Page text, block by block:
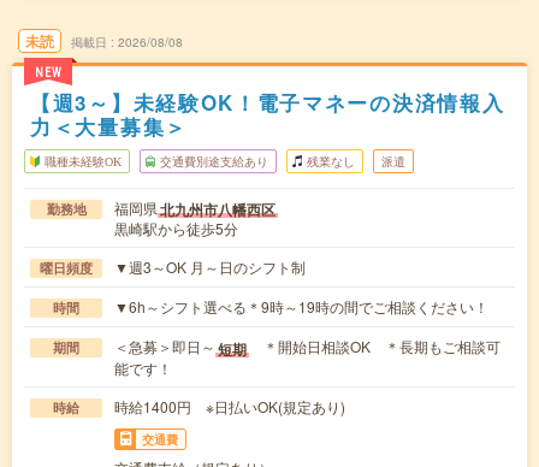
未読
NEW
掲載日 2026/08/08
【週3～】未経験OK！電子マネーの決済情報入
力＜大量募集＞
職種未経験OK 交通費別途支給あり 残業なし 派遣
勤務地 福岡県北九州市八幡西区
黒崎駅から徒歩5分
曜日頻度 ▼週3～OK 月～日のシフト制
時間 ▼6h～シフト選べる＊9時～19時の間でご相談ください！
期間 ＜急募＞即日～ 短期
＊開始日相談OK ＊長期もご相談可
能です！
時給 時給1400円 ※日払いOK(規定あり)
交通費